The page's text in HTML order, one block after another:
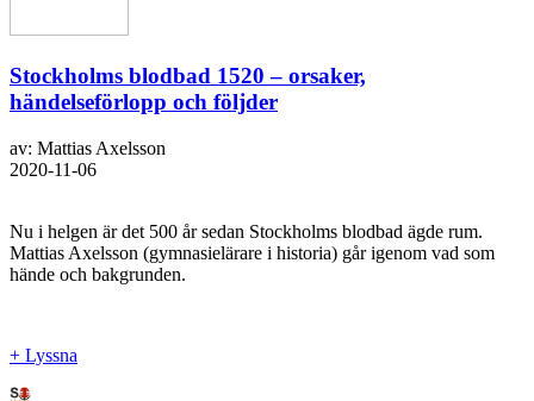
Stockholms blodbad 1520 – orsaker,
händelseförlopp och följder
av: Mattias Axelsson
2020-11-06
Nu i helgen är det 500 år sedan Stockholms blodbad ägde rum.
Mattias Axelsson (gymnasielärare i historia) går igenom vad som
hände och bakgrunden.
+ Lyssna